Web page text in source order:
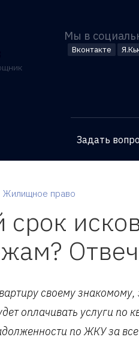
Мы в
Вконтакте
Задать
Жилищное право
срок
своему
оплачивать услуги по
по ЖКУ за